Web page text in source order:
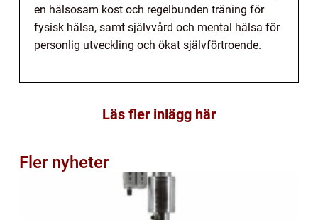
en hälsosam kost och regelbunden träning för
fysisk hälsa, samt självvård och mental hälsa för
personlig utveckling och ökat självförtroende.
Läs fler inlägg här
Fler nyheter